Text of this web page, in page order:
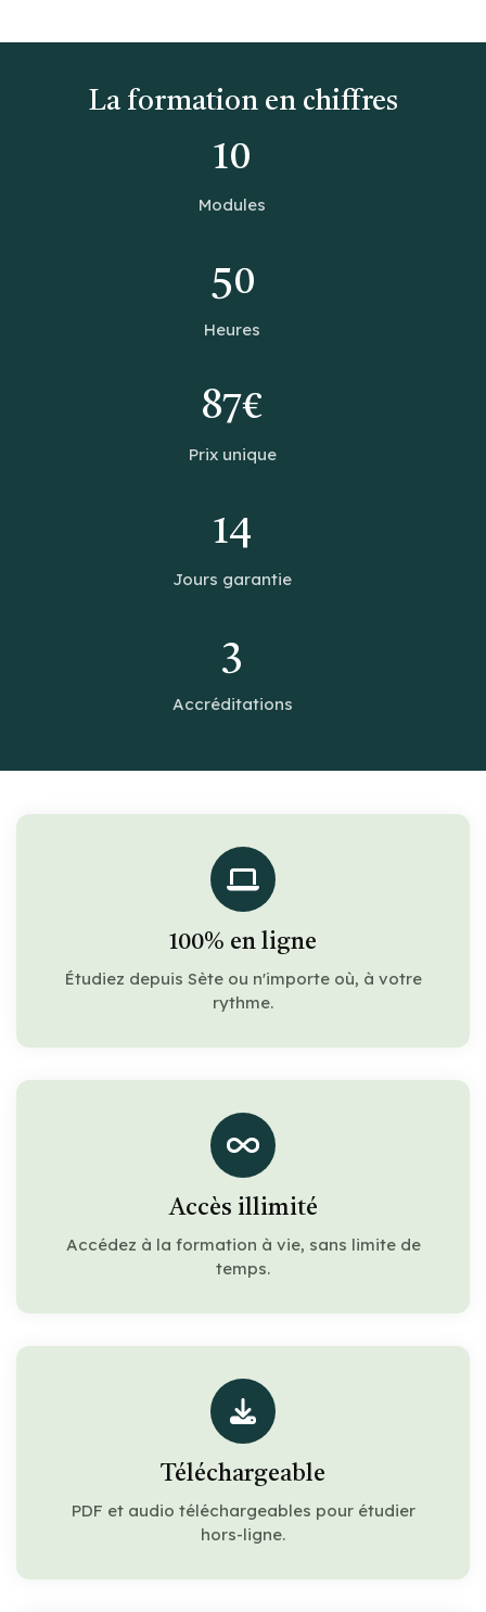
La formation en chiffres
10
Modules
50
Heures
87€
Prix unique
14
Jours garantie
3
Accréditations
100% en ligne
Étudiez depuis Sète ou n'importe où, à votre
rythme.
Accès illimité
Accédez à la formation à vie, sans limite de
temps.
Téléchargeable
PDF et audio téléchargeables pour étudier
hors-ligne.